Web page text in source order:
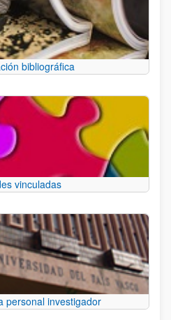
bibliográfica
vinculadas
personal investigador